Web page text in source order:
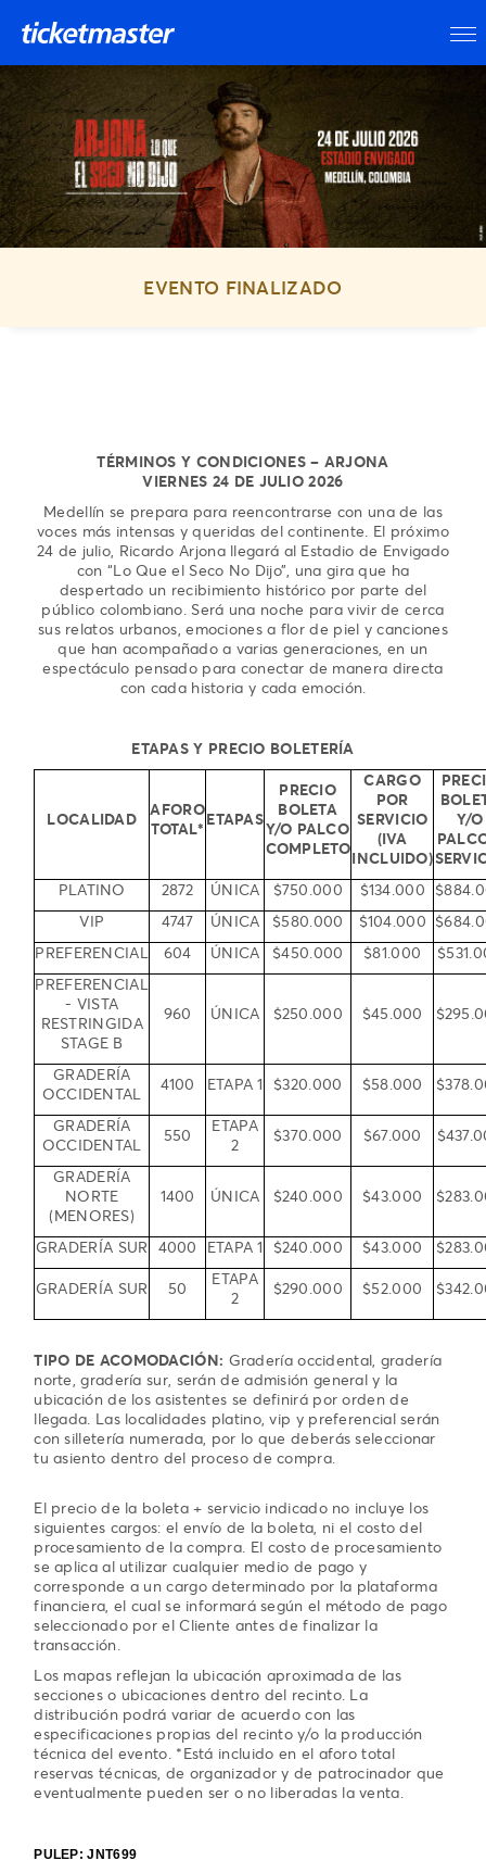
EVENTO FINALIZADO
TÉRMINOS Y CONDICIONES – ARJONA
VIERNES 24 DE JULIO 2026
Medellín se prepara para reencontrarse con una de las
voces más intensas y queridas del continente. El próximo
24 de julio, Ricardo Arjona llegará al Estadio de Envigado
con “Lo Que el Seco No Dijo”, una gira que ha
despertado un recibimiento histórico por parte del
público colombiano. Será una noche para vivir de cerca
sus relatos urbanos, emociones a flor de piel y canciones
que han acompañado a varias generaciones, en un
espectáculo pensado para conectar de manera directa
con cada historia y cada emoción.
ETAPAS Y PRECIO BOLETERÍA
LOCALIDAD
AFORO
TOTAL* ETAPAS
PRECIO
BOLETA
Y/O PALCO
COMPLETO
CARGO
POR
SERVICIO
(IVA
INCLUIDO)
Y/O
PLATINO
2872 ÚNICA $750.000 $134.000
VIP
4747 ÚNICA $580.000 $104.000
PREFERENCIAL
604 ÚNICA $450.000 $81.000
PREFERENCIAL
- VISTA
RESTRINGIDA
STAGE B
960 ÚNICA $250.000 $45.000
GRADERÍA
OCCIDENTAL
4100 ETAPA 1 $320.000 $58.000
GRADERÍA
OCCIDENTAL
550
ETAPA
2
$370.000 $67.000
GRADERÍA
NORTE
(MENORES)
1400 ÚNICA $240.000 $43.000
GRADERÍA SUR 4000 ETAPA 1 $240.000 $43.000
GRADERÍA SUR
50
ETAPA
2
$290.000 $52.000
TIPO DE ACOMODACIÓN: Gradería occidental, gradería
norte, gradería sur, serán de admisión general y la
ubicación de los asistentes se definirá por orden de
llegada. Las localidades platino, vip y preferencial serán
con silletería numerada, por lo que deberás seleccionar
tu asiento dentro del proceso de compra.
El precio de la boleta + servicio indicado no incluye los
siguientes cargos: el envío de la boleta, ni el costo del
procesamiento de la compra. El costo de procesamiento
se aplica al utilizar cualquier medio de pago y
corresponde a un cargo determinado por la plataforma
financiera, el cual se informará según el método de pago
seleccionado por el Cliente antes de finalizar la
transacción.
Los mapas reflejan la ubicación aproximada de las
secciones o ubicaciones dentro del recinto. La
distribución podrá variar de acuerdo con las
especificaciones propias del recinto y/o la producción
técnica del evento. *Está incluido en el aforo total
reservas técnicas, de organizador y de patrocinador que
eventualmente pueden ser o no liberadas la venta.
PULEP: JNT699